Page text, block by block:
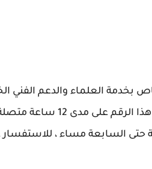
بخدمة العلماء والدعم الفني
8001289999 ،
حتى السابعة مساء ، للاستفسار